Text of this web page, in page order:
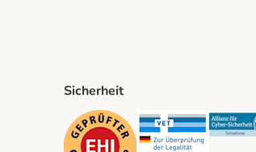
Sicherheit
Security Security